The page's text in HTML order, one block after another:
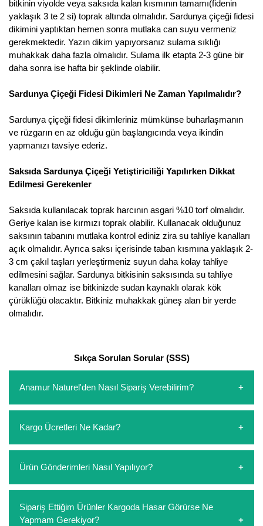
bitkinin viyolde veya saksıda kalan kısmının tamamı(fidenin
yaklaşık 3 te 2 si) toprak altında olmalıdır. Sardunya çiçeği fidesi
dikimini yaptıktan hemen sonra mutlaka can suyu vermeniz
gerekmektedir. Yazın dikim yapıyorsanız sulama sıklığı
muhakkak daha fazla olmalıdır. Sulama ilk etapta 2-3 güne bir
daha sonra ise hafta bir şeklinde olabilir.
Sardunya Çiçeği Fidesi Dikimleri Ne Zaman Yapılmalıdır?
Sardunya çiçeği fidesi dikimleriniz mümkünse buharlaşmanın
ve rüzgarın en az olduğu gün başlangıcında veya ikindin
yapmanızı tavsiye ederiz.
Saksıda Sardunya Çiçeği Yetiştiriciliği Yapılırken Dikkat
Edilmesi Gerekenler
Saksıda kullanılacak toprak harcının asgari %10 torf olmalıdır.
Geriye kalan ise kırmızı toprak olabilir. Kullanacak olduğunuz
saksının tabanını mutlaka kontrol ediniz zira su tahliye kanalları
açık olmalıdır. Ayrıca saksı içerisinde taban kısmına yaklaşık 2-
3 cm çakıl taşları yerleştirmeniz suyun daha kolay tahliye
edilmesini sağlar. Sardunya bitkisinin saksısında su tahliye
kanalları olmaz ise bitkinizde sudan kaynaklı olarak kök
çürüklüğü olacaktır. Bitkiniz muhakkak güneş alan bir yerde
olmalıdır.
Sıkça Sorulan Sorular (SSS)
Anamur Naturel'den Nasıl Sipariş Verebilirim?
oluşturarak,iletişim numaralarımızdan bizi arayarak veya
whatsapp hattımızdan bizlere isteklerinizi yazarak sipariş
ödemelerini sipariş verdikten sonra havale/eft veya sipariş
Kargo Ücretleri Ne Kadar?
etmeyin diye 1500 lira ve üzerindeki siparişlerinizde
kargoyu biz karşılıyoruz. 1500 Lira altında kalan
kargo ücreti ödeme aşamasında sepetinize eklenecektir.
Ürün Gönderimleri Nasıl Yapılıyor?
paketlenip gönderim yapılmaktadır.
Sipariş Ettiğim Ürünler Kargoda Hasar Görürse Ne
Yapmam Gerekiyor?